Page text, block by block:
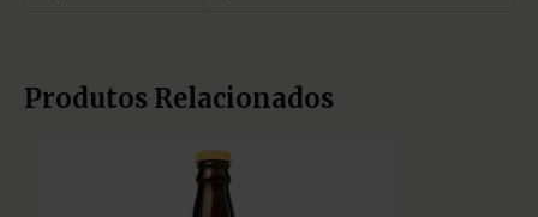
Produtos Relacionados